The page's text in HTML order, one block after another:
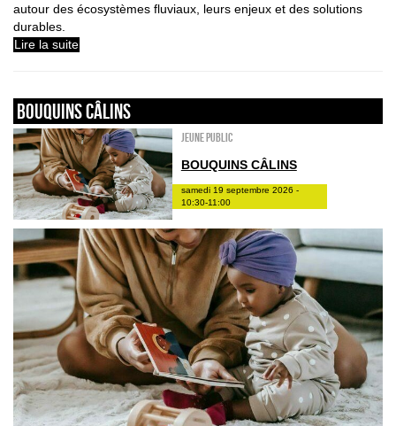
autour des écosystèmes fluviaux, leurs enjeux et des solutions
durables.
Lire la suite
Bouquins câlins
Jeune public
BOUQUINS CÂLINS
samedi 19 septembre 2026 -
10:30-11:00